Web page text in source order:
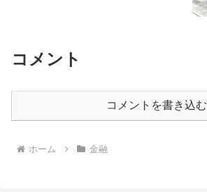
コメント
コメントを書き込む
ホーム 金融